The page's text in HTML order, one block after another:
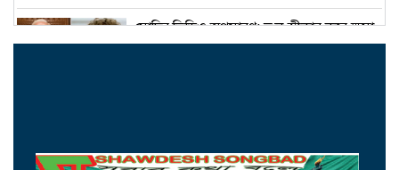
মোদির ভিডিও অপসারণ: ভুল স্বীকার করে ক্ষমা
চাইল মেটা